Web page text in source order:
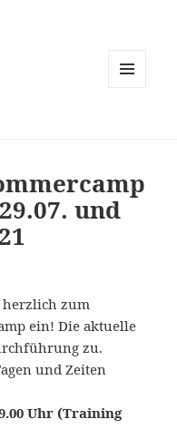
und
zum
ein! Die aktuelle
zu.
und Zeiten
Uhr (Training